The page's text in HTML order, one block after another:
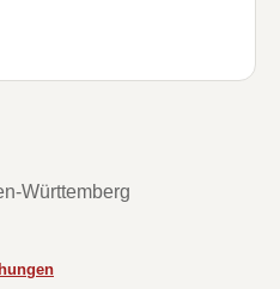
Württemberg